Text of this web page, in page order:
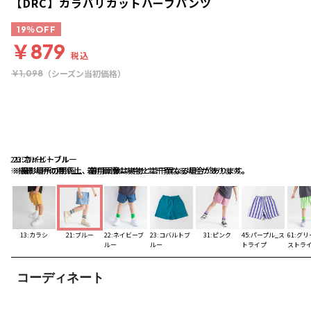
21:ブルー
※撮影場所の関係上、着用画像は実物と若干異なる場合があります。
22:ネイビーブルー
※撮影場所の関係上、着用画像は実物と若干異なる場合があります。
23:コバルトブルー
※撮影場所の関係上、着用画像は実物と若干異なる場合があります。
13:カラシ 21:ブルー
22:ネイビーブ
ルー
23:コバルトブ
ルー
31:ピンク
45:パープル_ス
トライプ
61:グリ
ストラ
コーディネート
19％OFF
￥879 税込
￥1,098 （シーズン当初価格）